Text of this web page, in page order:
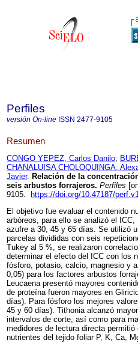
Perfiles
versión On-line ISSN 2477-9105
Resumen
CONGO YEPEZ, Carlos Danilo;
CHANALUISA CHOLOQUINGA,
Javier. Relación de la
seis arbustos forrajeros. Perfiles
9105.
https://doi.org/10.47187/
El objetivo fue evaluar el contenido
arbóreos, para ello se analizó el
azufre a 30, 45 y 65 días. Se utilizó
parcelas divididas con seis
Tukey al 5 %, se realizaron
determinar el efecto del ICC con los
fósforo, potasio, calcio, magnesio y
0,05) para los factores arbustos
Leucaena presentó mayores
de proteína fueron mayores en
días). Para fósforo los mejores
45 y 60 días). Tithonia alcanzó
intervalos de corte, así como para
medidores de lectura directa
nutrientes del tejido foliar P, K, Ca,